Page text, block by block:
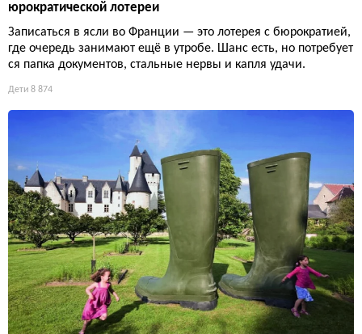
юрократической лотереи
Записаться в ясли во Франции — это лотерея с бюрократией,
где очередь занимают ещё в утробе. Шанс есть, но потребует
ся папка документов, стальные нервы и капля удачи.
Дети 8 874